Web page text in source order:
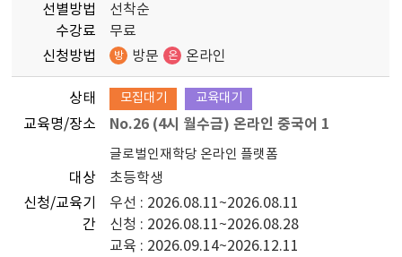
선별방법
수강료
선착순
무료
신청방법
방 방문 온 온라인
상태 모집대기 교육대기
교육명/장소 No.26 (4시 월수금) 온라인 중국어 1
글로벌인재학당 온라인 플랫폼
대상
초등학생
신청/교육기
간
우선 : 2026.08.11~2026.08.11
신청 : 2026.08.11~2026.08.28
교육 : 2026.09.14~2026.12.11